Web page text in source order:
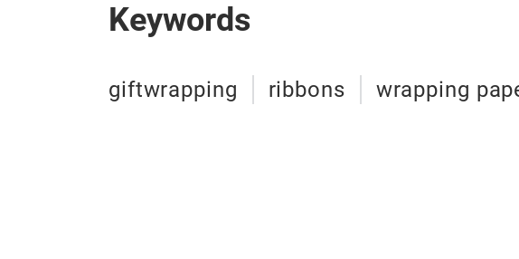
Keywords
giftwrapping ribbons wrapping